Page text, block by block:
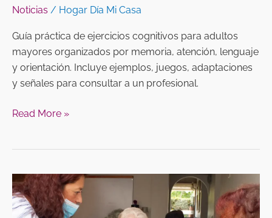
Noticias / Hogar Día Mi Casa
Guía práctica de ejercicios cognitivos para adultos
mayores organizados por memoria, atención, lenguaje
y orientación. Incluye ejemplos, juegos, adaptaciones
y señales para consultar a un profesional.
Read More »
Gimnasia
cerebral
para